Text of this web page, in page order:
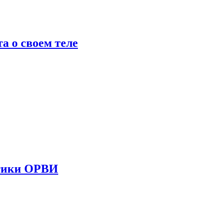
о своем теле
ОРВИ